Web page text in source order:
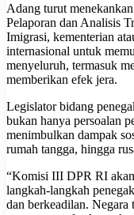
Adang turut
Pelaporan dan Analisis
Imigrasi, kementerian
internasional untuk
menyeluruh, termasuk
memberikan efek jera.
Legislator bidang
bukan hanya persoalan
menimbulkan dampak
rumah tangga, hingga
“Komisi III DPR RI
langkah-langkah
dan berkeadilan. Negara